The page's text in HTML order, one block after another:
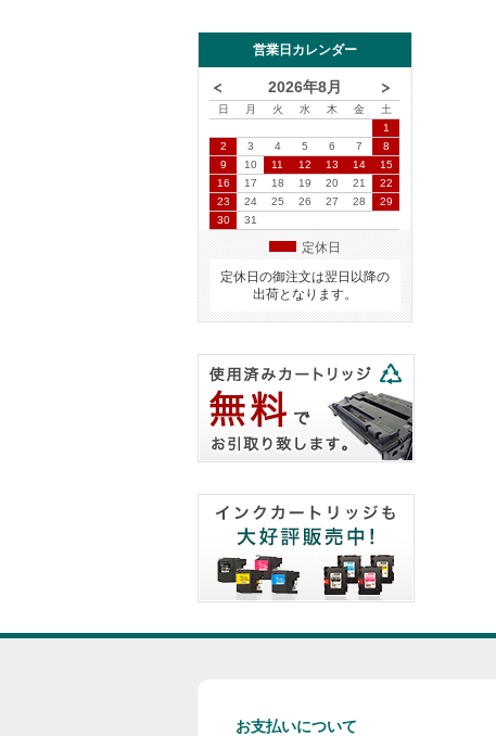
営業日カレンダー
2026年8月
日 月 火 水 木 金
土
1
2
3 4 5 6 7
8
9
10 11 12 13 14
15
16
17 18 19 20 21
22
23
24 25 26 27 28
29
30
31
定休日
定休日の御注文は翌日以降の
出荷となります。
お支払いについて